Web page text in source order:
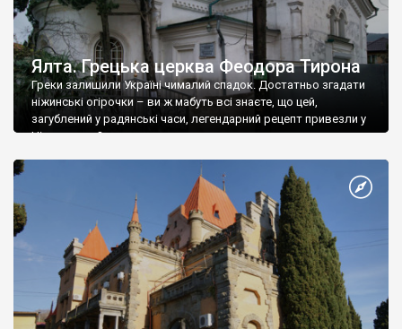
Ялта. Грецька церква Феодора Тирона
Греки залишили Україні чималий спадок. Достатньо згадати
ніжинські огірочки – ви ж мабуть всі знаєте, що цей,
загублений у радянські часи, легендарний рецепт привезли у
Ніжин греки?